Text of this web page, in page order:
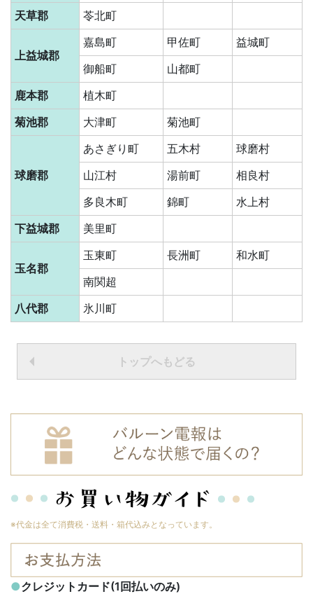
天草郡
苓北町
上益城郡
嘉島町 甲佐町
益城町
御船町
山都町
鹿本郡
植木町
菊池郡
大津町 菊池町
球磨郡
あさぎり町 五木村
球磨村
山江村
湯前町
相良村
多良木町
錦町
水上村
下益城郡
美里町
玉名郡
玉東町 長洲町
和水町
南関超
八代郡
氷川町
トップへもどる
※代金は全て消費税・送料・箱代込みとなっています。
●クレジットカード(1回払いのみ)